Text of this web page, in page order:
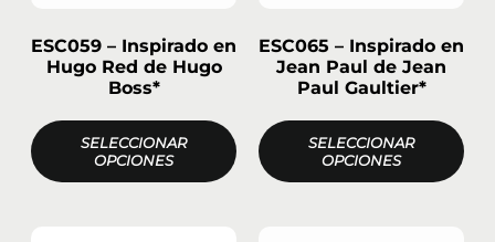
ESC059 – Inspirado en
Hugo Red de Hugo
Boss*
SELECCIONAR
OPCIONES
ESC065 – Inspirado en
Jean Paul de Jean
Paul Gaultier*
SELECCIONAR
OPCIONES